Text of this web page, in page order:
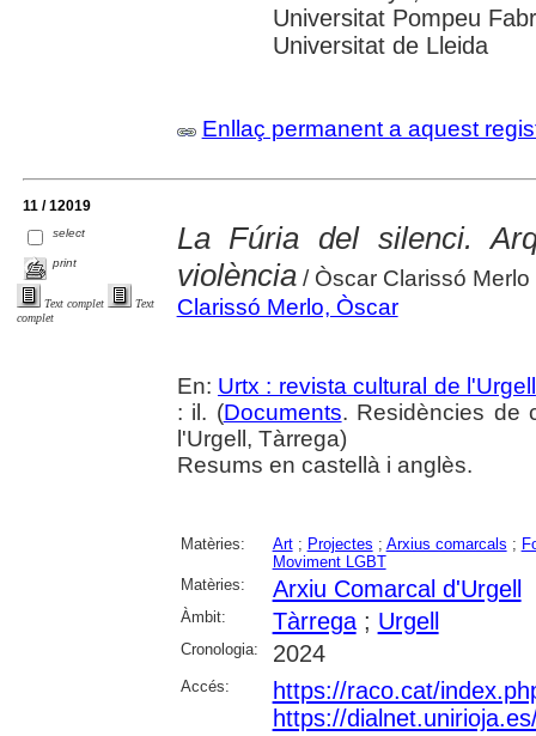
Universitat Pompeu
Universitat de Lleida
Enllaç permanent a aquest
11 / 12019
select
print
Text complet
Text
complet
La Fúria del silenci.
violència/ Òscar Clarissó Merlo
Clarissó Merlo, Òscar
En: Urtx : revista cultural de l'Urgell
: il. (Documents. Residències de
l'Urgell, Tàrrega)
Resums en castellà i anglès.
Matèries: Art; Projectes ; Arxius comarcals ;
Moviment LGBT
Matèries:
Arxiu Comarcal d'Urgell
Àmbit: Tàrrega; Urgell
Cronologia: 2024
Accés:
https://raco.cat/
https://